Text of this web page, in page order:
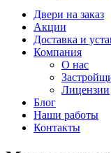
Двери на заказ
Акции
Доставка и
Компания
О нас
Лицензии
Блог
Наши работы
Контакты